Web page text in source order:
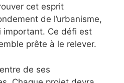
cet esprit
de l’urbanisme,
important. Ce défi est
prête à le relever.
de ses